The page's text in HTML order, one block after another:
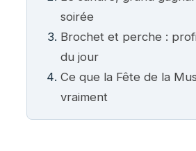
soirée
Brochet et perche :
du jour
Ce que la Fête de la
vraiment